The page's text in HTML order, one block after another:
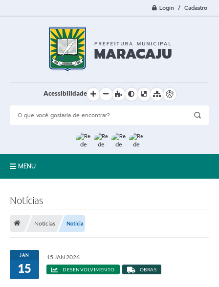
Login / Cadastro
Acessibilidade
MENU
LGPD
Licitações
Notícias
Notícias Notícia
JAN
15
15 JAN 2026
DESENVOLVIMENTO OBRAS